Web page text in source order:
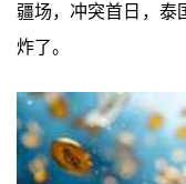
疆场，冲突首日，泰
炸了。